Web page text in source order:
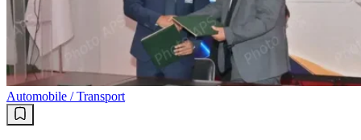
Automobile / Transport